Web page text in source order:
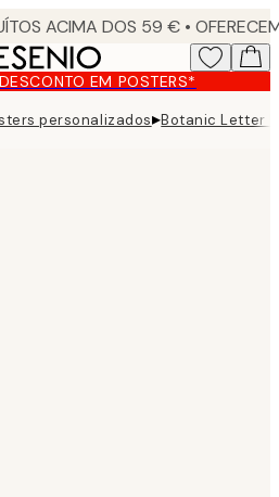
EM POSTERS*
personalizados▸Botanic Letter